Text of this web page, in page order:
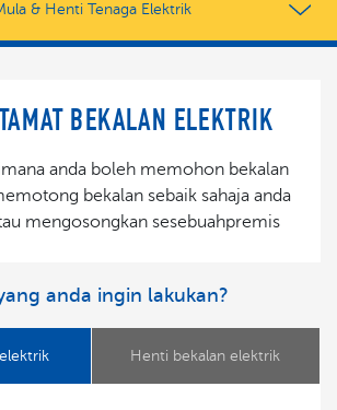
& Henti Tenaga Elektrik
BEKALAN ELEKTRIK
anda boleh memohon bekalan
bekalan sebaik sahaja anda
mengosongkan sesebuahpremis
anda ingin lakukan?
Henti bekalan elektrik